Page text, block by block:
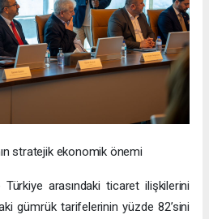
stratejik ekonomik önemi
arasındaki ticaret ilişkilerini
gümrük tarifelerinin yüzde 82’sini